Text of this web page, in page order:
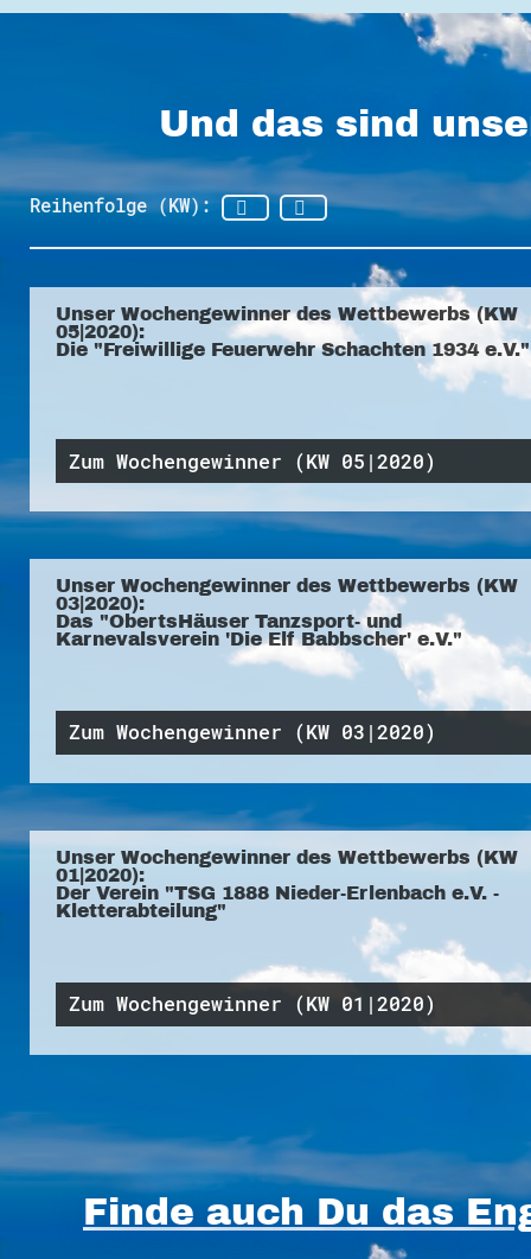
Und das sind
Reihenfolge (KW):
Unser Wochengewinner des Wettbewerbs (KW
05|2020):
Die "Freiwillige Feuerwehr Schachten 1934 e.V."
Zum Wochengewinner (KW 05|2020)
Unser Wochengewinner des Wettbewerbs (KW
03|2020):
Das "ObertsHäuser Tanzsport- und
Karnevalsverein 'Die Elf Babbscher' e.V."
Zum Wochengewinner (KW 03|2020)
Unser Wochengewinner des Wettbewerbs (KW
01|2020):
Der Verein "TSG 1888 Nieder-Erlenbach e.V. -
Kletterabteilung"
Zum Wochengewinner (KW 01|2020)
Finde auch Du das